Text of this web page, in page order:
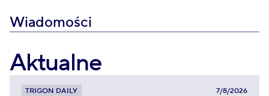
Wiadomości
Aktualne
TRIGON DAILY 7/8/2026